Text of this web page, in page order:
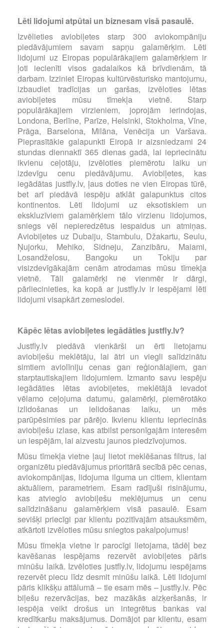
Lēti lidojumi atpūtai un biznesam visā pasaulē.
Izvēlieties aviobiļetes starp 300 aviokompāniju
piedāvājumiem savam sapņu galamērķim. Lēti
lidojumi uz Eiropas populārākajiem galamērķiem ir
ļoti iecienīti visos gadalaikos kā brīvdienām, tā
darbam. Izziniet Eiropas kultūrvēsturisko mantojumu,
izbaudiet tradīcijas un garšas, izvēloties lētas
aviobiļetes mūsu tīmekļa vietnē. Starp
populārākajiem virzieniem, joprojām ierindojas,
Londona, Berlīne, Parīze, Helsinki, Stokholma, Vīne,
Prāga, Barselona, Milāna, Venēcija un Varšava.
Pieprasītākie galapunkti Eiropā ir aizsniedzami 24
stundas diennaktī 365 dienas gadā, lai iepriecinātu
ikvienu ceļotāju, izvēloties piemērotu laiku un
izdevīgu cenu piedāvājumu. Aviobiļetes, kas
iegādātas justfly.lv, ļaus doties ne vien Eiropas tūrē,
bet arī piedāvā iespēju atklāt galapunktus citos
kontinentos. Lēti lidojumi uz eksotiskiem un
ekskluzīviem galamērķiem tālo virzienu lidojumos,
sniegs vēl nepieredzētus iespaidus un atmiņas.
Aviobiļetes uz Dubaiju, Stambulu, Džakartu, Seulu,
Ņujorku, Mehiko, Sidneju, Zanzibāru, Maiami,
Losandželosu, Bangoku un Tokiju par
visizdevīgākajām cenām atrodamas mūsu tīmekļa
vietnē. Tāli galamērķi ne vienmēr ir dārgi,
pārliecinieties, ka kopā ar justfly.lv ir iespējami lēti
lidojumi visapkārt zemeslodei.
Kāpēc lētas aviobiļetes iegādāties justfly.lv?
Justfly.lv piedāvā vienkārši un ērti lietojamu
aviobiļešu meklētāju, lai ātri un viegli salīdzinātu
simtiem aviolīniju cenas gan reģionālajiem, gan
starptautiskajiem lidojumiem. Izmanto savu iespēju
iegādāties lētas aviobiļetes, meklētājā ievadot
vēlamo ceļojuma datumu, galamērķi, piemērotāko
izlidošanas un ielidošanas laiku, un mēs
parūpēsimies par pārējo. Ikvienu klientu iepriecinās
aviobiļešu izlase, kas atbilst personīgajām interesēm
un iespējām, lai aizvestu jaunos piedzīvojumos.
Mūsu tīmekļa vietne ļauj lietot meklēšanas filtrus, lai
organizētu piedāvājumus prioritārā secībā pēc cenas,
aviokompānijas, lidojuma ilguma un citiem, klientam
aktuāliem, parametriem. Esam radījuši risinājumu,
kas atvieglo aviobiļešu meklējumus un cenu
salīdzināšanu galamērķiem visā pasaulē. Esam
sevišķi priecīgi par klientu pozitīvajām atsauksmēm,
atkārtoti izvēloties mūsu sniegtos pakalpojumus!
Mūsu tīmekļa vietne ir parocīgi lietojama, tādēļ bez
kavēšanas iespējams rezervēt aviobiļetes pāris
minūšu laikā. Izvēloties justfly.lv, lidojumu iespējams
rezervēt piecu līdz desmit minūšu laikā. Lēti lidojumi
pāris klikšķu attālumā – tie esam mēs – justfly.lv. Pēc
biļešu rezervācijas, bez mazākās aizķeršanās, ir
iespēja veikt drošus un integrētus bankas vai
kredītkaršu maksājumus. Domājot par klientu, esam